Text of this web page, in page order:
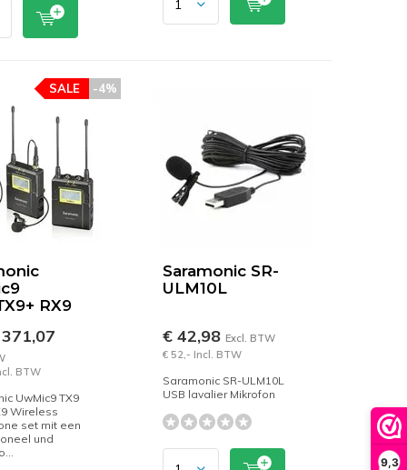
9,3
RX9
-4%
SALE
BTW
UwMic9 TX9
Wireless
set mit een
und
Saramonic SR-
ULM10L
€ 42,98 Excl. BTW
€ 52,- Incl. BTW
Saramonic SR-ULM10L
USB lavalier Mikrofon